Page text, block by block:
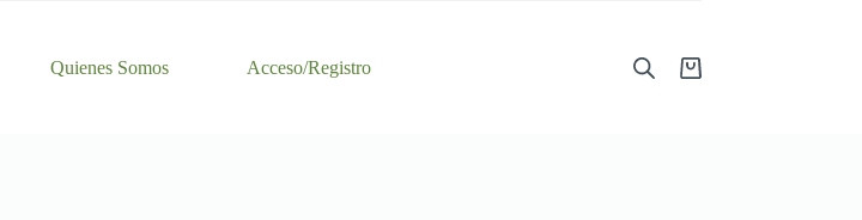
Quienes Somos Acceso/Registro
Shopping